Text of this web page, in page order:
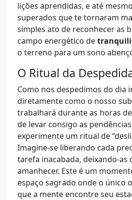
lições aprendidas, e até
superados que te tornaram
simples ato de reconhecer as
campo energético de
o terreno para um sono
O Ritual da
Como nos despedimos do dia
diretamente como o nosso
trabalhará durante as horas de
de levar consigo as
experimente um ritual de
Imagine-se liberando cada
tarefa inacabada, deixando-as
amanhecer. Este é um
espaço sagrado onde o único
que a mente encontre seu